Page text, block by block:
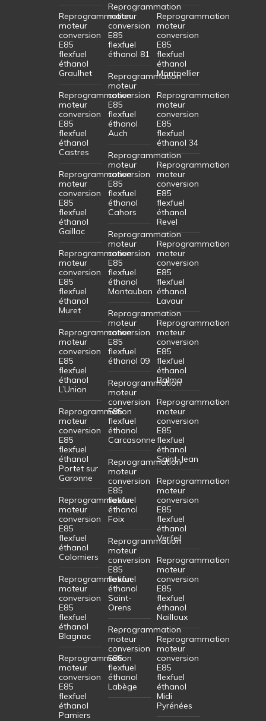
Reprogrammation
moteur
conversion
E85
flexfuel
éthanol
Graulhet
Reprogrammation
moteur
conversion
E85
flexfuel
éthanol
Castres
Reprogrammation
moteur
conversion
E85
flexfuel
éthanol
Gaillac
Reprogrammation
moteur
conversion
E85
flexfuel
éthanol
Muret
Reprogrammation
moteur
conversion
E85
flexfuel
éthanol
L’Union
Reprogrammation
moteur
conversion
E85
flexfuel
éthanol
Portet sur
Garonne
Reprogrammation
moteur
conversion
E85
flexfuel
éthanol
Colomiers
Reprogrammation
moteur
conversion
E85
flexfuel
éthanol
Blagnac
Reprogrammation
moteur
conversion
E85
flexfuel
éthanol
Pamiers
Reprogrammation
moteur
conversion
E85
flexfuel
éthanol 81
Reprogrammation
moteur
conversion
E85
flexfuel
éthanol
Auch
Reprogrammation
moteur
conversion
E85
flexfuel
éthanol
Cahors
Reprogrammation
moteur
conversion
E85
flexfuel
éthanol
Montauban
Reprogrammation
moteur
conversion
E85
flexfuel
éthanol 09
Reprogrammation
moteur
conversion
E85
flexfuel
éthanol
Carcasonne
Reprogrammation
moteur
conversion
E85
flexfuel
éthanol
Foix
Reprogrammation
moteur
conversion
E85
flexfuel
éthanol
Saint-
Orens
Reprogrammation
moteur
conversion
E85
flexfuel
éthanol
Labège
Reprogrammation
moteur
conversion
E85
flexfuel
éthanol
Montpellier
Reprogrammation
moteur
conversion
E85
flexfuel
éthanol 34
Reprogrammation
moteur
conversion
E85
flexfuel
éthanol
Revel
Reprogrammation
moteur
conversion
E85
flexfuel
éthanol
Lavaur
Reprogrammation
moteur
conversion
E85
flexfuel
éthanol
Balma
Reprogrammation
moteur
conversion
E85
flexfuel
éthanol
Saint-Jean
Reprogrammation
moteur
conversion
E85
flexfuel
éthanol
Verfeil
Reprogrammation
moteur
conversion
E85
flexfuel
éthanol
Nailloux
Reprogrammation
moteur
conversion
E85
flexfuel
éthanol
Midi
Pyrénées